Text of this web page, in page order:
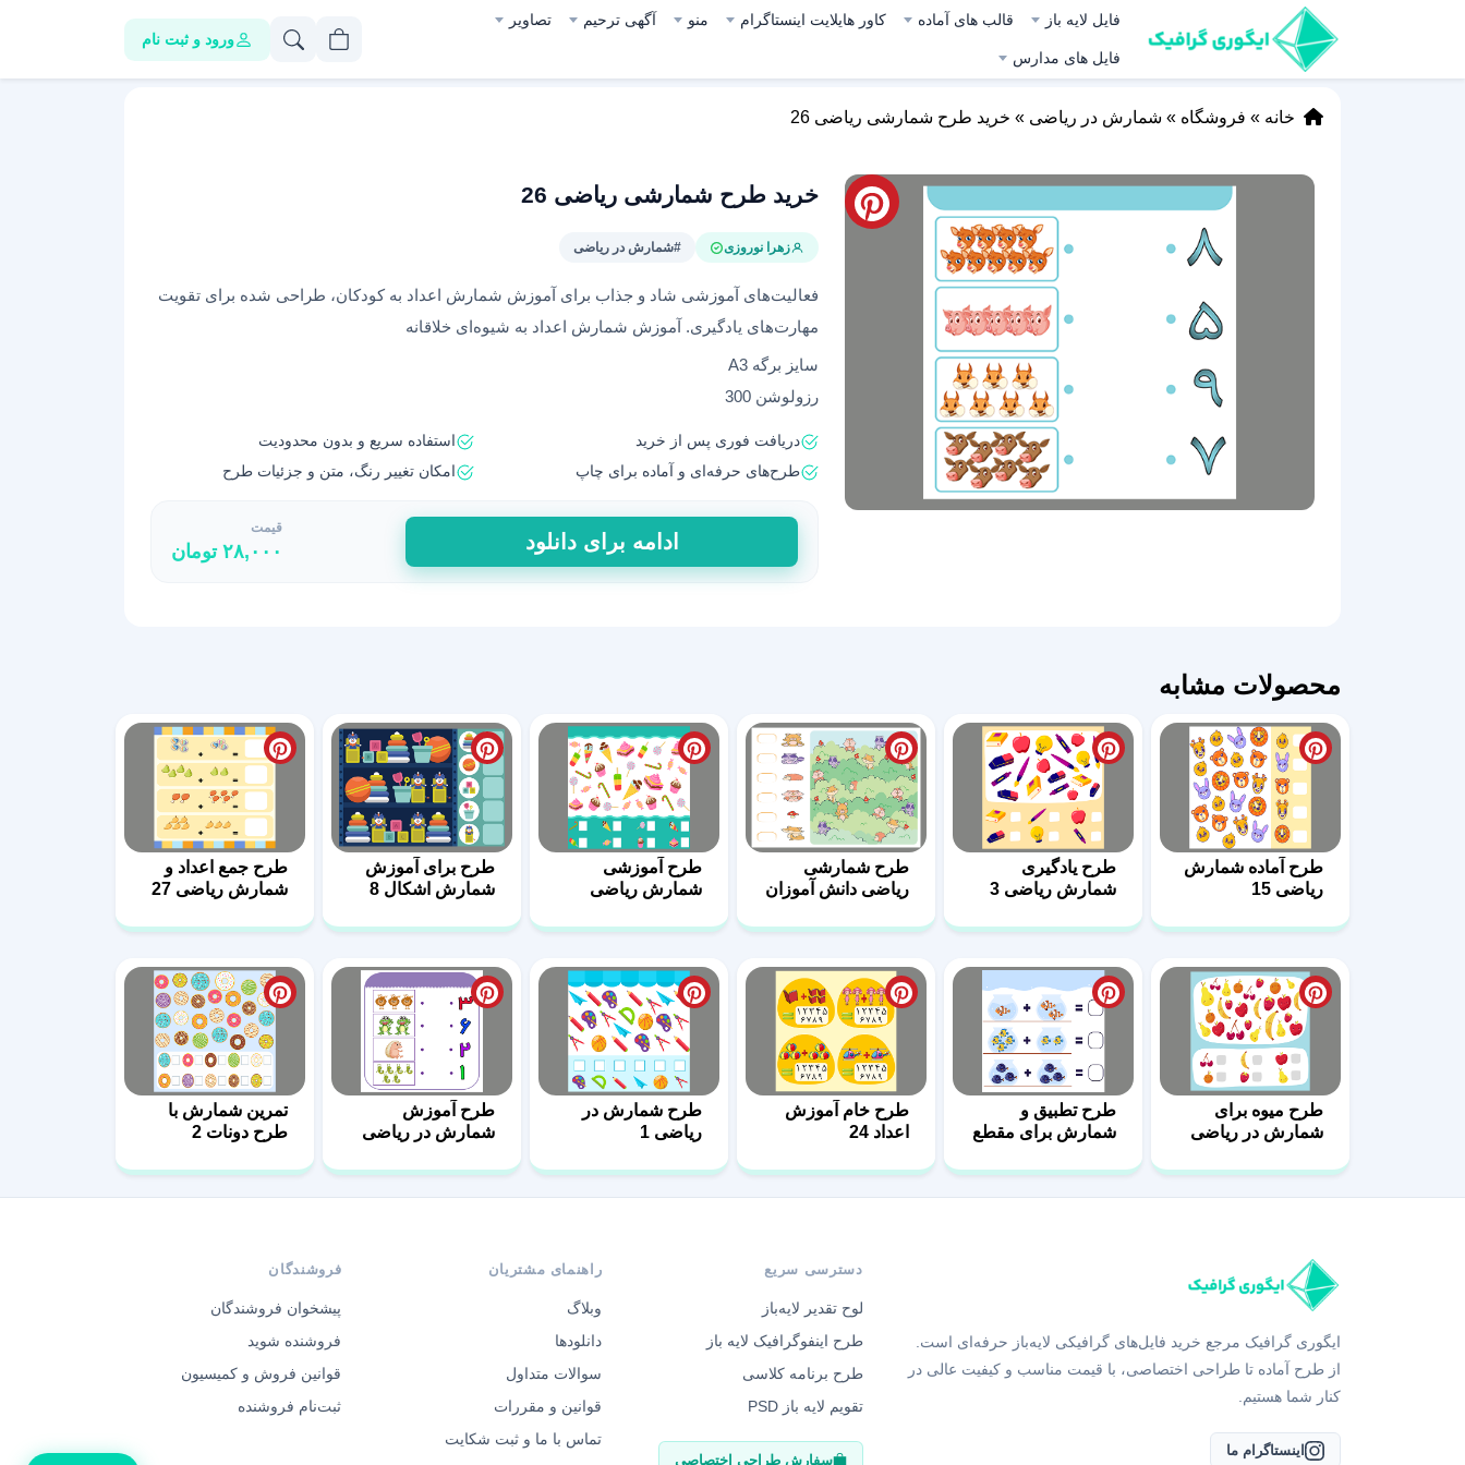
فایل لایه باز قالب های آماده کاور هایلایت اینستاگرام منو آگهی ترحیم تصاویر
فایل های مدارس
ورود و ثبت نام
خانه » فروشگاه » شمارش در ریاضی » خرید طرح شمارشی ریاضی 26
خرید طرح شمارشی ریاضی 26
زهرا نوروزی #شمارش در ریاضی
فعالیت‌های آموزشی شاد و جذاب برای آموزش شمارش اعداد به کودکان، طراحی شده برای تقویت
مهارت‌های یادگیری. آموزش شمارش اعداد به شیوه‌ای خلاقانه
سایز برگه A3
رزولوشن 300
دریافت فوری پس از خرید
استفاده سریع و بدون محدودیت
طرح‌های حرفه‌ای و آماده برای چاپ
امکان تغییر رنگ، متن و جزئیات طرح
خرید
طرح
شمارشی
ادامه برای دانلود
قیمت
۲۸,۰۰۰ تومان
محصولات مشابه
طرح آماده شمارش
ریاضی 15
طرح یادگیری
شمارش ریاضی 3
طرح شمارشی
ریاضی دانش آموزان
طرح آموزشی
شمارش ریاضی
طرح برای آموزش
شمارش اشکال 8
طرح جمع اعداد و
شمارش ریاضی 27
طرح میوه برای
شمارش در ریاضی
طرح تطبیق و
شمارش برای مقطع
طرح خام آموزش
اعداد 24
طرح شمارش در
ریاضی 1
طرح آموزش
شمارش در ریاضی
تمرین شمارش با
طرح دونات 2
ایگوری گرافیک مرجع خرید فایل‌های گرافیکی لایه‌باز حرفه‌ای است.
از طرح آماده تا طراحی اختصاصی، با قیمت مناسب و کیفیت عالی در
کنار شما هستیم.
اینستاگرام ما
دسترسی سریع
لوح تقدیر لایه‌باز
طرح اینفوگرافیک لایه باز
طرح برنامه کلاسی
تقویم لایه باز PSD
سفارش طراحی اختصاصی
راهنمای مشتریان
وبلاگ
دانلودها
سوالات متداول
قوانین و مقررات
تماس با ما و ثبت شکایت
فروشندگان
پیشخوان فروشندگان
فروشنده شوید
قوانین فروش و کمیسیون
ثبت‌نام فروشنده